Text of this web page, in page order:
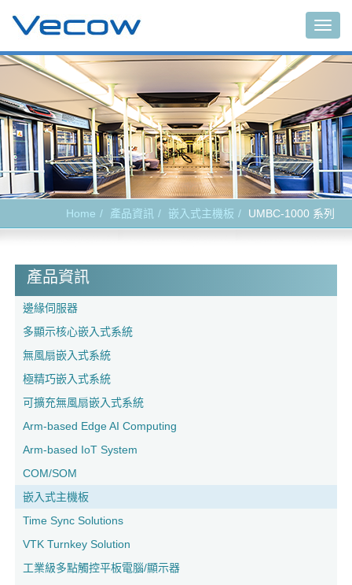
Home 產品資訊 嵌入式主機板 UMBC-1000 系列
產品資訊
邊緣伺服器
多顯示核心嵌入式系統
無風扇嵌入式系統
極精巧嵌入式系統
可擴充無風扇嵌入式系統
Arm-based Edge AI Computing
Arm-based IoT System
COM/SOM
嵌入式主機板
Time Sync Solutions
VTK Turnkey Solution
工業級多點觸控平板電腦/顯示器